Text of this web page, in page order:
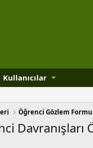
Kullanıcılar
Öğrenci Gözlem Formu
Davranışları